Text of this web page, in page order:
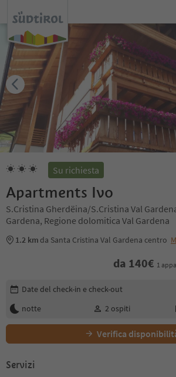
Su richiesta
Apartments Ivo
S.Cristina Gherdëina/S.Cristina Val
Gardena, Regione dolomitica Val Gardena
1.2 km da Santa Cristina Val Gardena centro
da 140€ 1
Modifica i dettagli della prenotazione
Date del check-in e check-out
notte
2 ospiti
Verifica
Servizi